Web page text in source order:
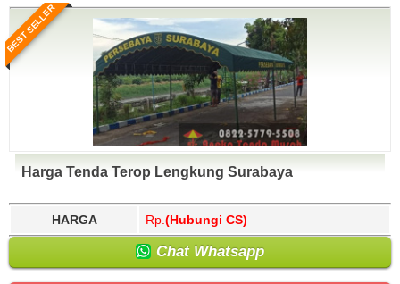
BEST SELLER
Harga Tenda Terop Lengkung Surabaya
HARGA Rp. (Hubungi CS)
Chat Whatsapp